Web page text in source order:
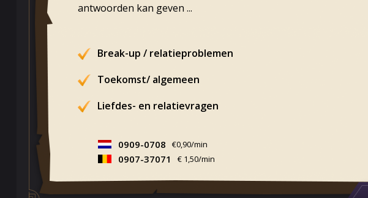
antwoorden kan geven ...
Break-up / relatieproblemen
Toekomst/ algemeen
Liefdes- en relatievragen
0909-0708 €0,90/min
0907-37071 € 1,50/min